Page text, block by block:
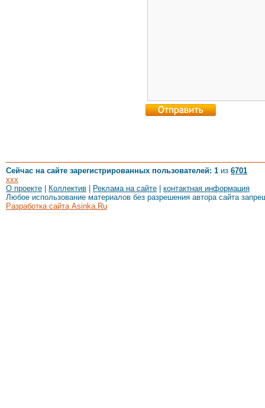
Сейчас на сайте зарегистрированных пользователей: 1 из 6701
xxx
О проекте
Коллектив Реклама на сайте
контактная информация
Любое использование материалов без разрешения автора сайта
Разработка сайта Asinka.Ru